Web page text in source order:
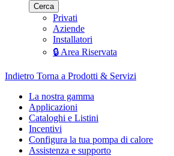
Cerca
Privati
Aziende
Installatori
🔒 Area Riservata
Indietro Torna a Prodotti & Servizi
La nostra gamma
Applicazioni
Cataloghi e Listini
Incentivi
Configura la tua pompa di calore
Assistenza e supporto